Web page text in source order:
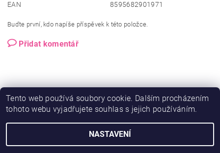
EAN
8595682901971
Buďte první, kdo napíše příspěvek k této položce.
Přidat komentář
Tento web používá soubory cookie. Dalším procházením
tohoto webu vyjadřujete souhlas s jejich používáním.
NASTAVENÍ